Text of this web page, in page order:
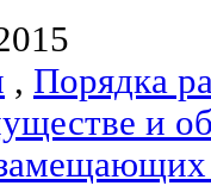
, Порядка
и